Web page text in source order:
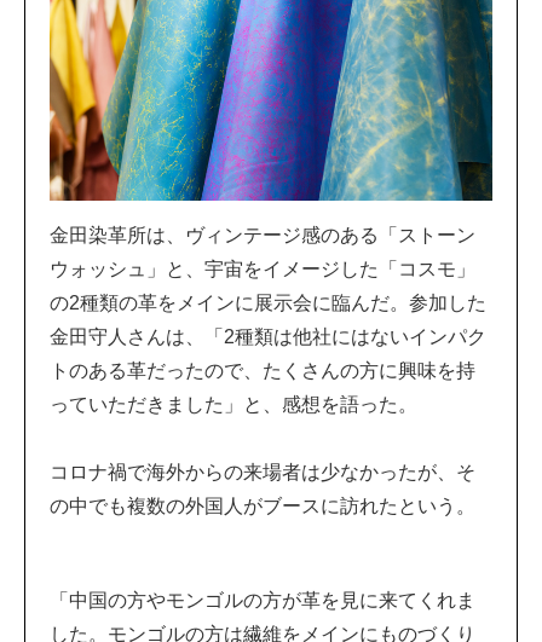
金田染革所は、ヴィンテージ感のある「ストーン
ウォッシュ」と、宇宙をイメージした「コスモ」
の2種類の革をメインに展示会に臨んだ。参加した
金田守人さんは、「2種類は他社にはないインパク
トのある革だったので、たくさんの方に興味を持
っていただきました」と、感想を語った。
コロナ禍で海外からの来場者は少なかったが、そ
の中でも複数の外国人がブースに訪れたという。
「中国の方やモンゴルの方が革を見に来てくれま
した。モンゴルの方は繊維をメインにものづくり